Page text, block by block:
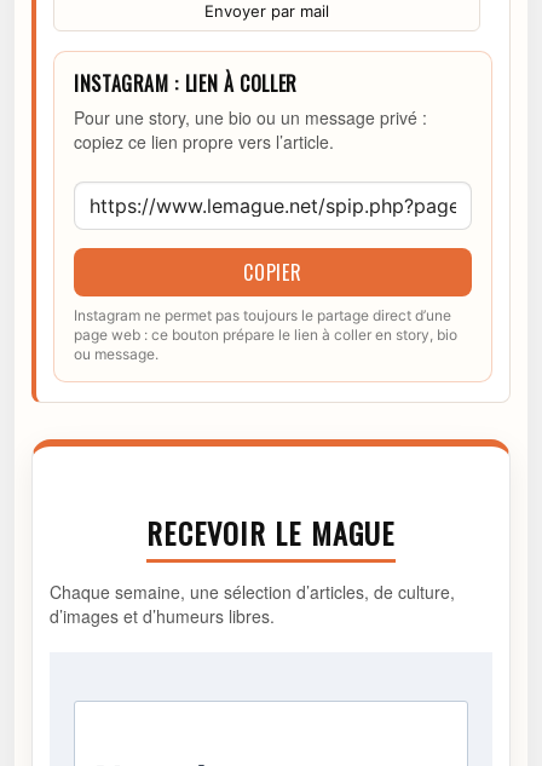
Envoyer par mail
INSTAGRAM : LIEN À COLLER
Pour une story, une bio ou un message privé :
copiez ce lien propre vers l’article.
COPIER
Instagram ne permet pas toujours le partage direct d’une
page web : ce bouton prépare le lien à coller en story, bio
ou message.
RECEVOIR LE MAGUE
Chaque semaine, une sélection d’articles, de culture,
d’images et d’humeurs libres.